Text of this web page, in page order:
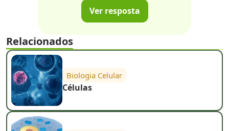
Ver resposta
Relacionados
Biologia Celular
Células